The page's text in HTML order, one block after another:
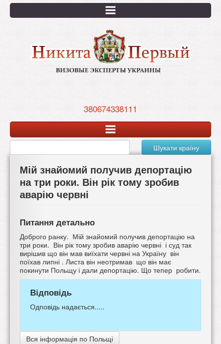
Перейти
основному
380674338111
Шукати країну
Мій знайомий получив депортацію
на три роки. Він рік тому зробив
аварію червні
Питання детально
Доброго ранку. Мій знайомий получив депортацію на
три роки. Він рік тому зробив аварію червні і суд так
вирішив що він мав виїхати червні на Україну він
поїхав липні . Листа він неотримав що він має
покинути Польщу і дали депортацію. Що тепер робити.
Відповідь
Одповідь надається.....
Вся інформація по Польщі